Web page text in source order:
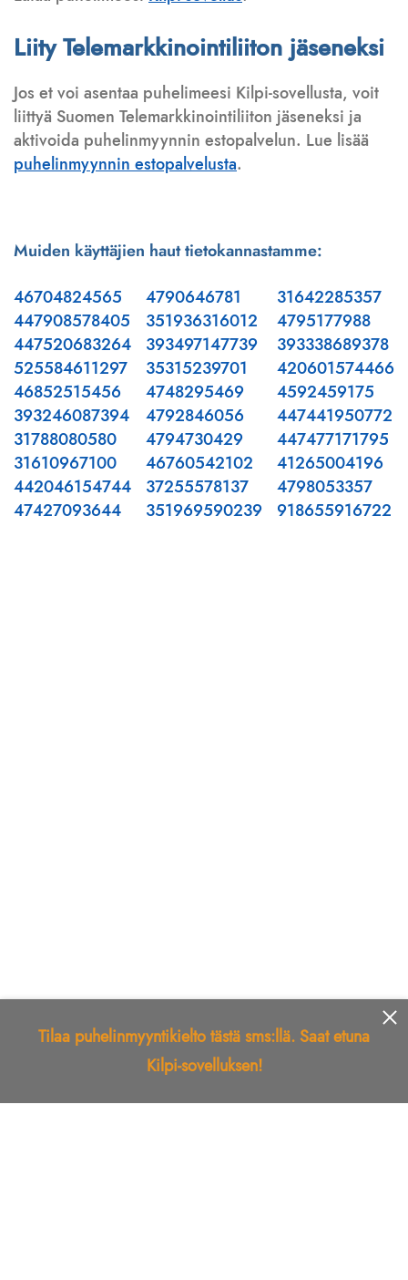
Liity Telemarkkinointiliiton jäseneksi
Jos et voi asentaa puhelimeesi Kilpi-sovellusta, voit
liittyä Suomen Telemarkkinointiliiton jäseneksi ja
aktivoida puhelinmyynnin estopalvelun. Lue lisää
puhelinmyynnin estopalvelusta.
Muiden käyttäjien haut tietokannastamme:
46704824565
447908578405
447520683264
525584611297
46852515456
393246087394
31788080580
31610967100
442046154744
47427093644
4790646781
351936316012
393497147739
35315239701
4748295469
4792846056
4794730429
46760542102
37255578137
351969590239
31642285357
4795177988
393338689378
420601574466
4592459175
447441950772
447477171795
41265004196
4798053357
918655916722
Tilaa puhelinmyyntikielto tästä sms:llä. Saat etuna
Kilpi-sovelluksen!